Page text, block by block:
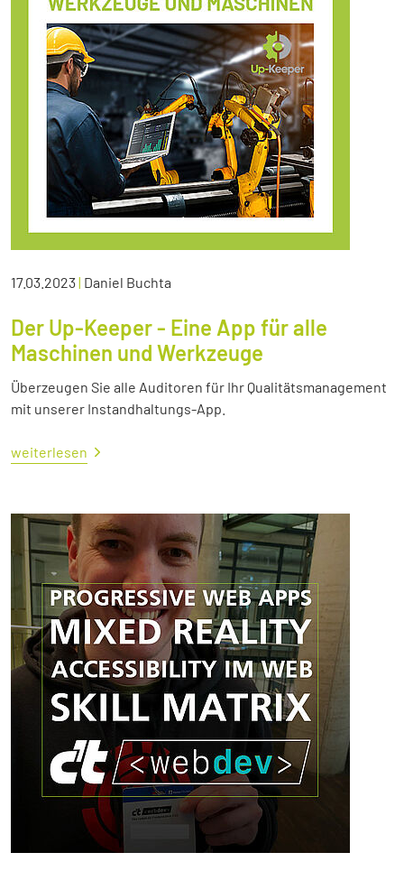
17.03.2023| Daniel Buchta
Der Up-Keeper - Eine App für alle
Maschinen und Werkzeuge
Überzeugen Sie alle Auditoren für Ihr Qualitätsmanagement
mit unserer Instandhaltungs-App.
weiterlesen